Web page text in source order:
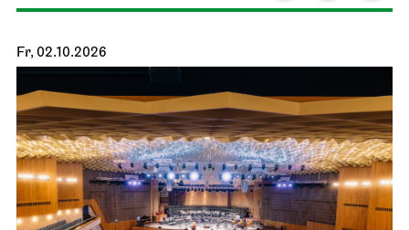
Fr, 02.10.2026